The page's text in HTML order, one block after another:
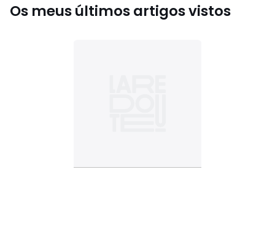
Os meus últimos artigos vistos